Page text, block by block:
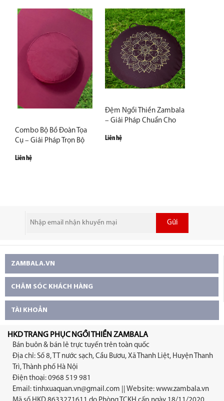
Combo Bộ Bồ Đoàn Tọa
Cụ – Giải Pháp Trọn Bộ
Mực
Liên hệ
Đệm Ngồi Thiền Zambala
– Giải Pháp Chuẩn Cho
Không Đau Lưng
Liên hệ
Gửi
ZAMBALA.VN
CHĂM SÓC KHÁCH HÀNG
TÀI KHOẢN
HKD TRANG PHỤC NGỒI THIỀN ZAMBALA
Bán buôn & bán lẻ trực tuyến trên toàn quốc
Địa chỉ: Số 8, TT nước sạch, Cầu Bươu, Xã Thanh Liệt, Huyện Thanh
Trì, Thành phố Hà Nội
Điện thoại: 0968 519 981
Email: tinhxuaquan.vn@gmail.com || Website: www.zambala.vn